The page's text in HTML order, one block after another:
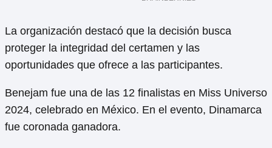
La organización destacó que la decisión busca
proteger la integridad del certamen y las
oportunidades que ofrece a las participantes.
Benejam fue una de las 12 finalistas en Miss Universo
2024, celebrado en México. En el evento, Dinamarca
fue coronada ganadora.